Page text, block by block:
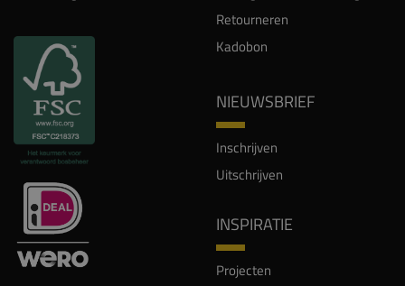
Retourneren
Kadobon
NIEUWSBRIEF
Inschrijven
Uitschrijven
INSPIRATIE
Projecten